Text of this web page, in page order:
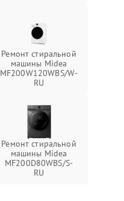
Ремонт стиральной
машины Midea
MF200W120WBS/W-
RU
Ремонт стиральной
машины Midea
MF200D80WBS/S-
RU